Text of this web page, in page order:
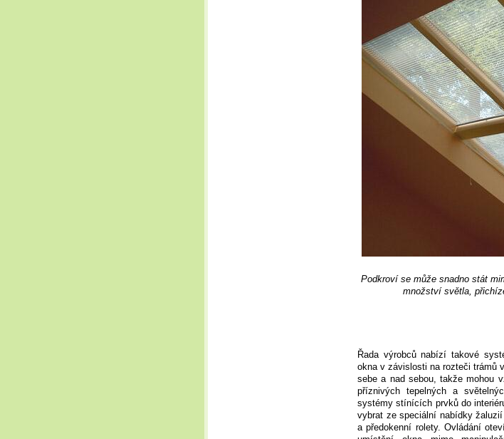
Podkroví se může snadno stát
množství světla,
Řada výrobců nabízí takové
okna v závislosti na rozteči trámů
sebe a nad sebou, takže mohou
příznivých tepelných a
systémy stínících prvků do
vybrat ze speciální nabídky
a předokenní rolety. Ovládání